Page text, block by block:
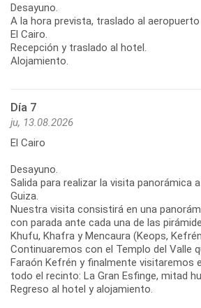
Desayuno.
A la hora prevista, traslado al
El Cairo.
Recepción y traslado al hotel.
Alojamiento.
Día 7
ju, 13.08.2026
El Cairo
Desayuno.
Salida para realizar la visita panorámica
Guiza.
Nuestra visita consistirá en una
con parada ante cada una de las
Khufu, Khafra y Mencaura (Keops,
Continuaremos con el Templo del Valle
Faraón Kefrén y finalmente visitaremos
todo el recinto: La Gran Esfinge, mitad
Regreso al hotel y alojamiento.